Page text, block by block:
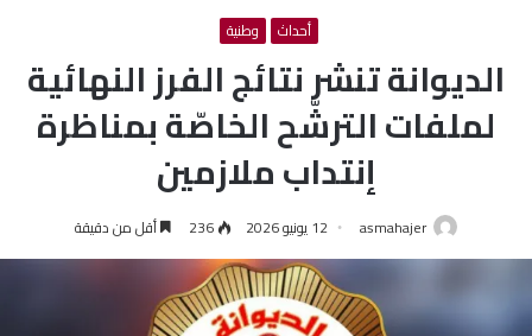
أحداث وطنية
الديوانة تنشر نتائج الفرز النهائية
لملفات الترشّح الخاصّة بمناظرة
إنتداب ملازمين
asmahajer 12 يونيو 2026 236 أقل من دقيقة